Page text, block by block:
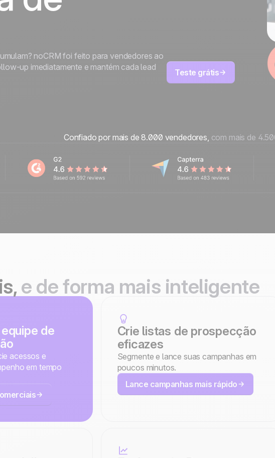
noCRM foi feito para vendedores ao
up imediatamente e mantém cada lead
Teste grátis
Confiado por mais de 8.000 vendedores, com mais de
e de forma mais inteligente
de
acessos e
em tempo
Crie listas de prospecção
eficazes
Segmente e lance suas campanhas em
poucos minutos.
Lance campanhas mais rápido